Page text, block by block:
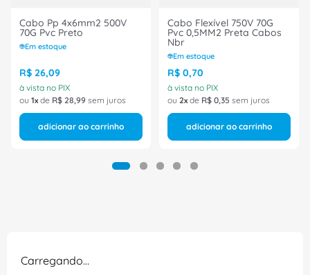
Cabo Pp 4x6mm2 500V
70G Pvc Preto
Em estoque
R$ 26,09
à vista no PIX
ou 1 de R$ 28,99 sem juros
adicionar ao carrinho
Cabo Flexível 750V 70G
Pvc 0,5MM2 Preta Cabos
Nbr
Em estoque
R$ 0,70
à vista no PIX
ou 2 de R$ 0,35 sem juros
adicionar ao carrinho
Carregando…